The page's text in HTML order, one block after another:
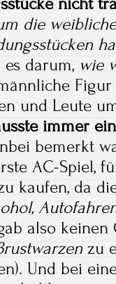
die
darum, wie
und Leute
immer
bemerkt
AC-Spiel,
kaufen, da
also
zu
Und bei